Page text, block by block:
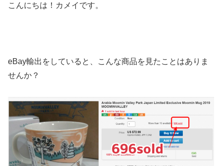
こんにちは！カメイです。
eBay輸出をしていると、こんな商品を見たことはありま
せんか？